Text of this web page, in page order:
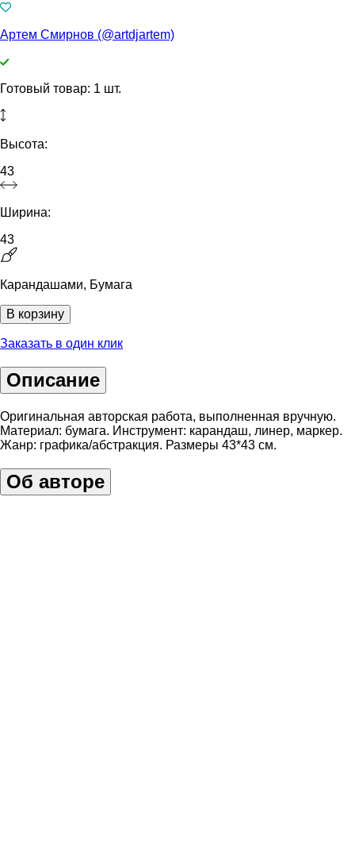
Артем Смирнов (@artdjartem)
Готовый товар: 1 шт.
Высота:
43
Ширина:
43
Карандашами, Бумага
В корзину
Заказать в один клик
Описание
Оригинальная авторская работа, выполненная вручную.
Материал: бумага. Инструмент: карандаш, линер, маркер.
Жанр: графика/абстракция. Размеры 43*43 см.
Об авторе